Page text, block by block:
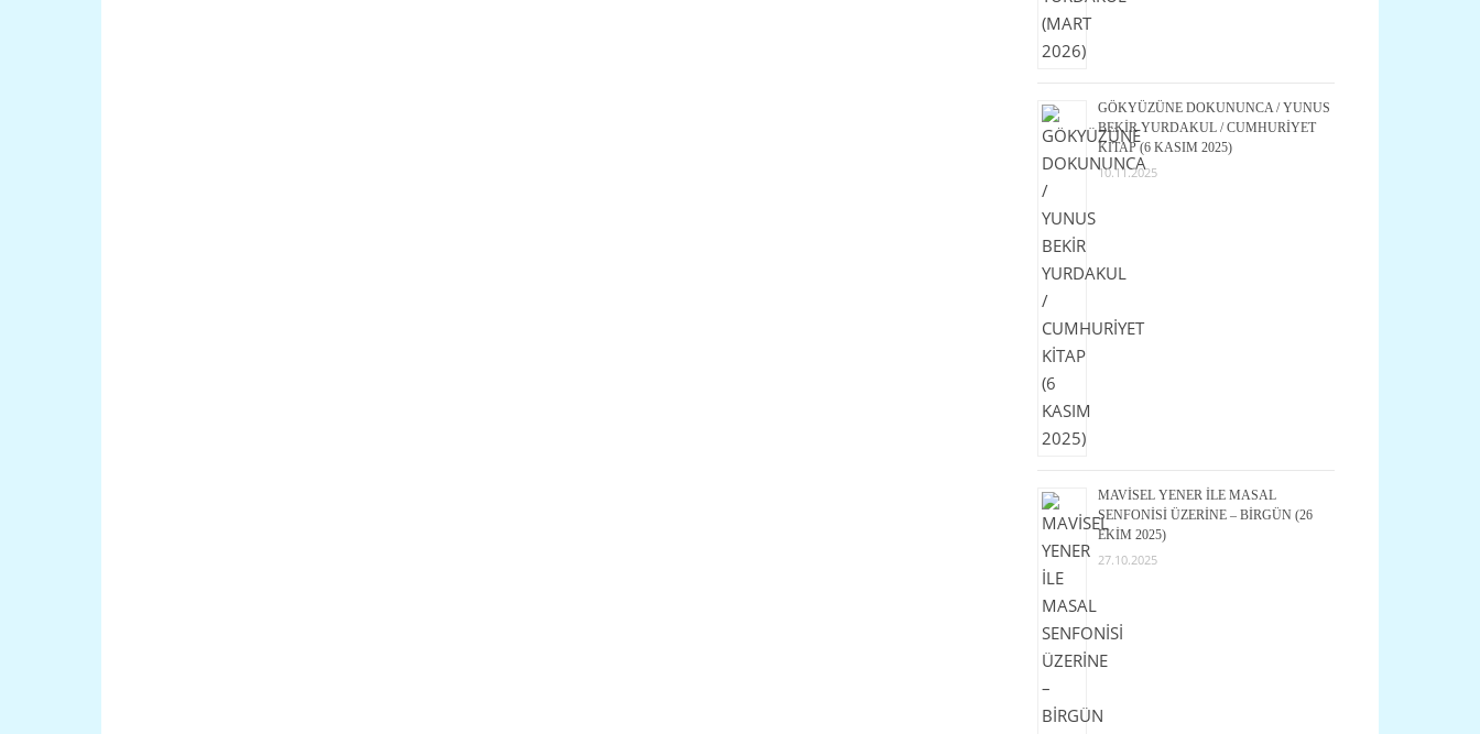
GÖKYÜZÜNE DOKUNUNCA / YUNUS
BEKİR YURDAKUL / CUMHURİYET
KİTAP (6 KASIM 2025)
10.11.2025
MAVİSEL YENER İLE MASAL
SENFONİSİ ÜZERİNE – BİRGÜN (26
EKİM 2025)
27.10.2025